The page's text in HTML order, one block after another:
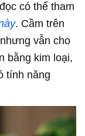
có thể tham
. Cầm trên
vẫn cho
bằng kim loại,
tính năng